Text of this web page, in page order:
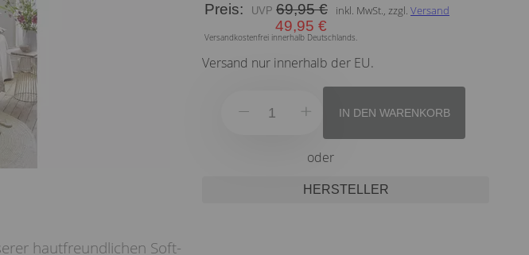
hautfreundlichen Soft-
Preis:
69,95 €
49,95 €
inkl. MwSt., zzgl. Versand
Versandkostenfrei innerhalb Deutschlands.
Versand nur innerhalb der EU.
IN DEN WARENKORB
oder
HERSTELLER